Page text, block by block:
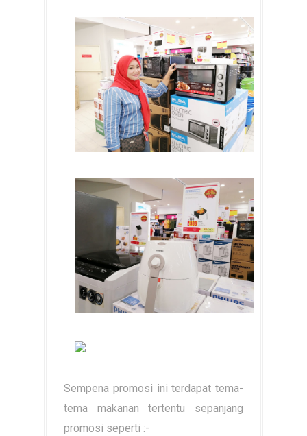
Sempena promosi ini terdapat tema-
tema makanan tertentu sepanjang
promosi seperti :-